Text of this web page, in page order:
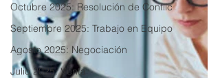
Octubre 2025: Resolución de Conflic
Septiembre 2025: Trabajo en Equipo
Agosto 2025: Negociación
Julio 2025: Venta